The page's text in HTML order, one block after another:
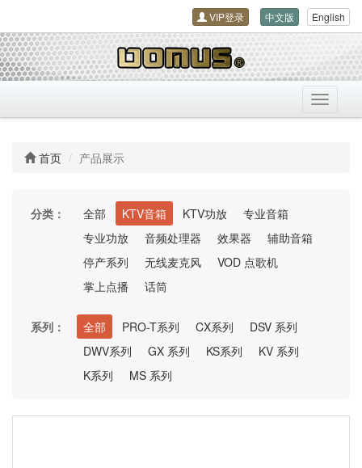
VIP登录 中文版 English
导
航
首页 产品展示
分类： 全部 KTV音箱 KTV功放
专业音箱
专业功放
音频处理器 效果器
辅助音箱
停产系列
无线麦克风
VOD 点歌机
掌上点播
话筒
系列： 全部 PRO-T系列 CX系列
DSV 系列
DWV系列
GX 系列 KS系列
KV 系列
K系列
MS 系列